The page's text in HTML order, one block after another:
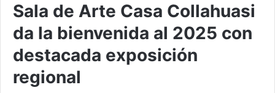
Sala de Arte Casa Collahuasi
da la bienvenida al 2025 con
destacada exposición
regional